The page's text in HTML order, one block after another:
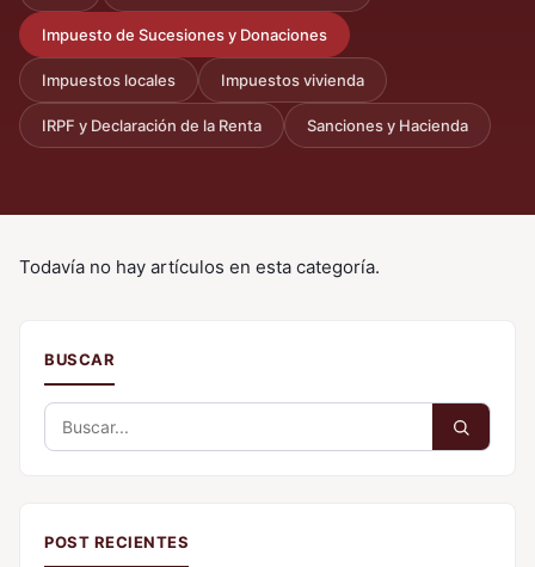
Impuesto de Sucesiones y Donaciones
Impuestos locales Impuestos vivienda
IRPF y Declaración de la Renta Sanciones y Hacienda
BUSCAR
Buscar:
POST RECIENTES
Todavía no hay artículos en esta categoría.